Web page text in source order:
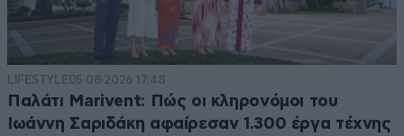
LIFESTYLE05·08·2026 17:48
Παλάτι Marivent: Πώς οι κληρονόμοι του
Ιωάννη Σαριδάκη αφαίρεσαν 1.300 έργα τέχνης